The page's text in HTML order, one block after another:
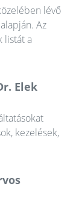
lévő
Az
listát a
Elek
kezelések,